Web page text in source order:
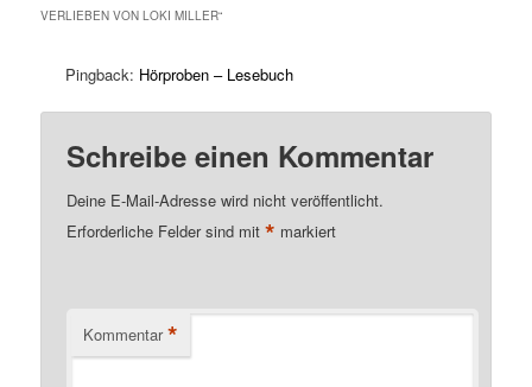
VERLIEBEN VON LOKI MILLER“
Pingback: Hörproben – Lesebuch
Schreibe einen Kommentar
Deine E-Mail-Adresse wird nicht veröffentlicht.
Erforderliche Felder sind mit* markiert
Kommentar *